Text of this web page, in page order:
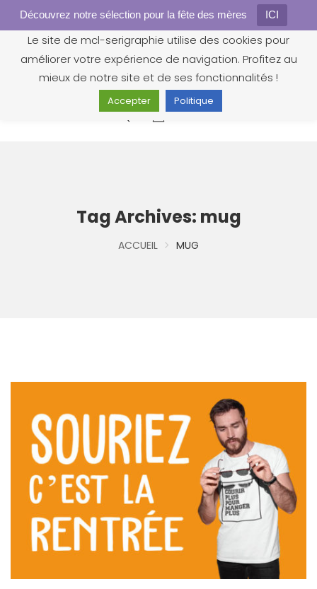
Découvrez notre sélection pour la fête des mères ICI
0
Tag Archives: mug
ACCUEIL MUG
Gestion des cookies
Le site de mcl-serigraphie utilise des cookies pour
améliorer votre expérience de navigation. Profitez au
mieux de notre site et de ses fonctionnalités !
Accepter Politique